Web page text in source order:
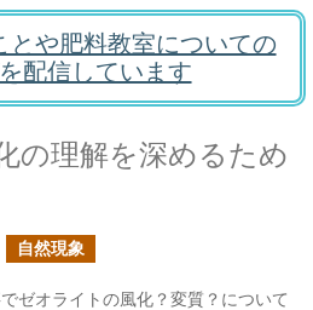
とや肥料教室についての
配信しています
の理解を深めるため
自然現象
ゼオライトの風化？変質？について